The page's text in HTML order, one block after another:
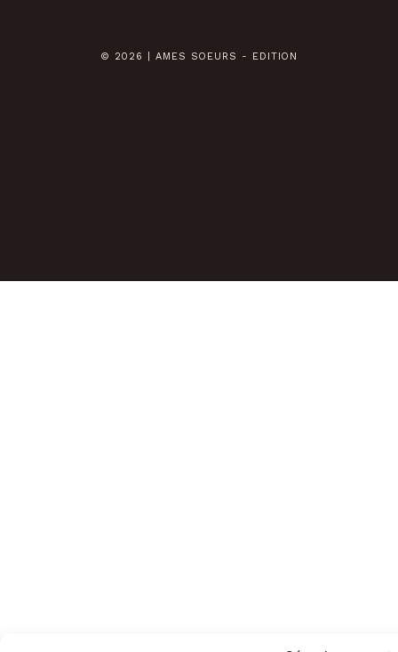
© 2026 | AMES SOEURS - EDITION